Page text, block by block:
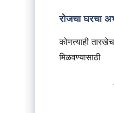
रोजचा घरचा
कोणत्याही
मिळवण्यासाठी